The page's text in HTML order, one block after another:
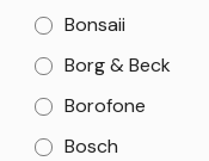
Bonsaii
Borg & Beck
Borofone
Bosch